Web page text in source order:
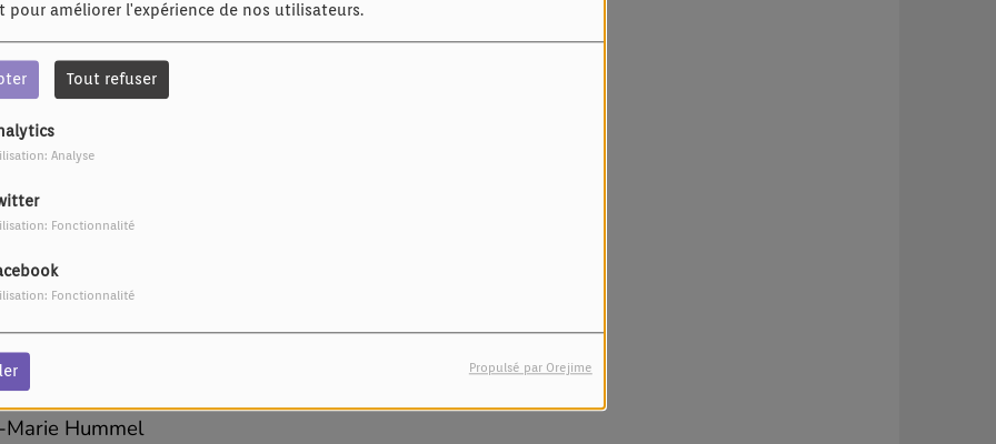
pour améliorer l'expérience de nos utilisateurs.
Tout refuser
Analyse
Fonctionnalité
Fonctionnalité
Propulsé par Orejime
juin
Ragot
Albert Schlitzmann : Sketch De Doni et
Hummel